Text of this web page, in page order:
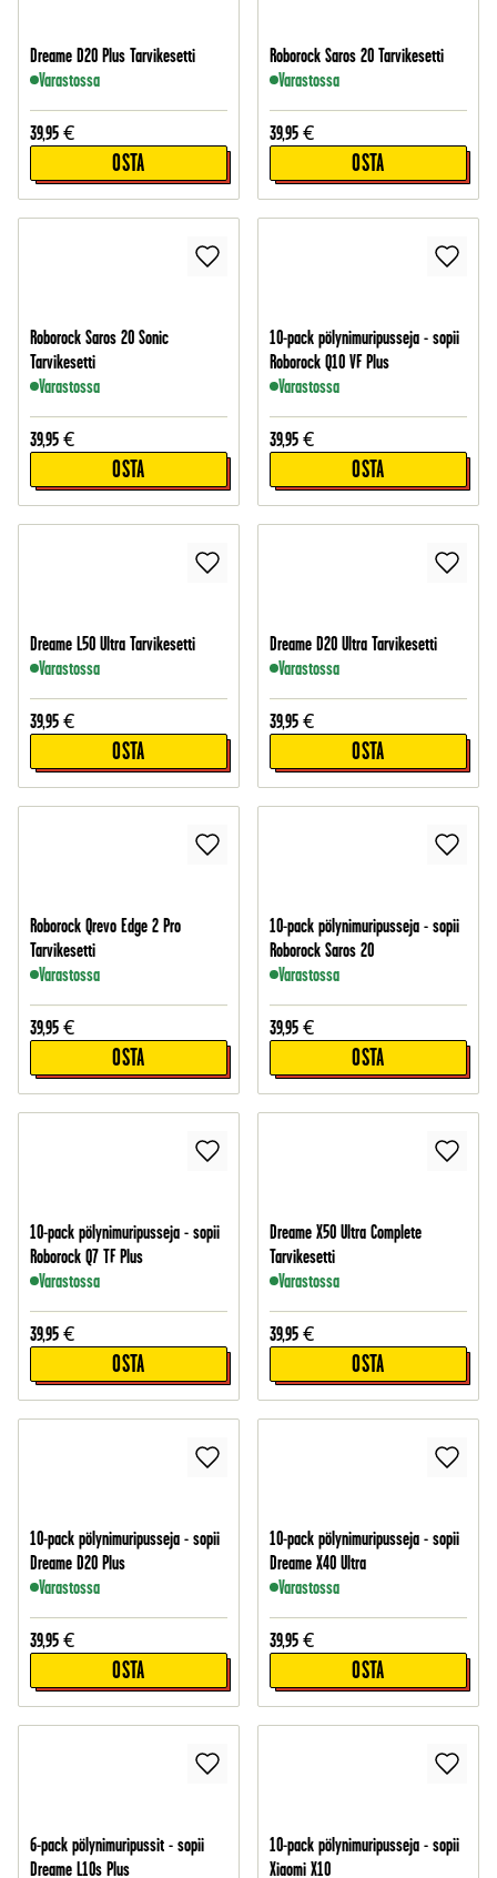
Dreame D20 Plus Tarvikesetti
Varastossa
39,95 €
OSTA
Roborock Saros 20 Tarvikesetti
Varastossa
39,95 €
OSTA
Roborock Saros 20 Sonic
Tarvikesetti
Varastossa
39,95 €
OSTA
10-pack pölynimuripusseja - sopii
Roborock Q10 VF Plus
Varastossa
39,95 €
OSTA
Dreame L50 Ultra Tarvikesetti
Varastossa
39,95 €
OSTA
Dreame D20 Ultra Tarvikesetti
Varastossa
39,95 €
OSTA
Roborock Qrevo Edge 2 Pro
Tarvikesetti
Varastossa
39,95 €
OSTA
10-pack pölynimuripusseja - sopii
Roborock Saros 20
Varastossa
39,95 €
OSTA
10-pack pölynimuripusseja - sopii
Roborock Q7 TF Plus
Varastossa
39,95 €
OSTA
Dreame X50 Ultra Complete
Tarvikesetti
Varastossa
39,95 €
OSTA
10-pack pölynimuripusseja - sopii
Dreame D20 Plus
Varastossa
39,95 €
OSTA
10-pack pölynimuripusseja - sopii
Dreame X40 Ultra
Varastossa
39,95 €
OSTA
6-pack pölynimuripussit - sopii
Dreame L10s Plus
10-pack pölynimuripusseja - sopii
Xiaomi X10